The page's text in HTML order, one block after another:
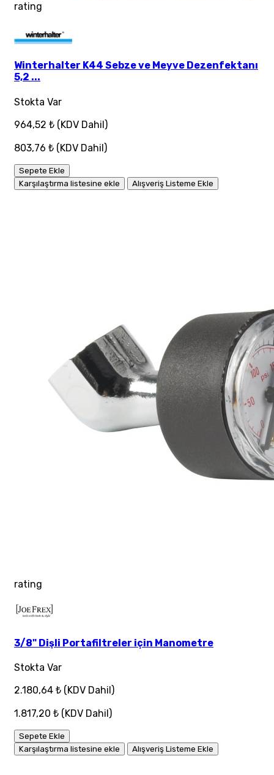
rating
Winterhalter K44 Sebze ve Meyve Dezenfektanı
5,2 ...
Stokta Var
964,52 ₺ (KDV Dahil)
803,76 ₺ (KDV Dahil)
Sepete Ekle
Karşılaştırma listesine ekle
Alışveriş Listeme Ekle
rating
3/8" Dişli Portafiltreler için Manometre
Stokta Var
2.180,64 ₺ (KDV Dahil)
1.817,20 ₺ (KDV Dahil)
Sepete Ekle
Karşılaştırma listesine ekle
Alışveriş Listeme Ekle